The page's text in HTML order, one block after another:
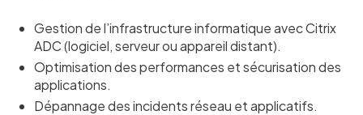
Gestion de l’infrastructure informatique avec Citrix
ADC (logiciel, serveur ou appareil distant).
Optimisation des performances et sécurisation des
applications.
Dépannage des incidents réseau et applicatifs.